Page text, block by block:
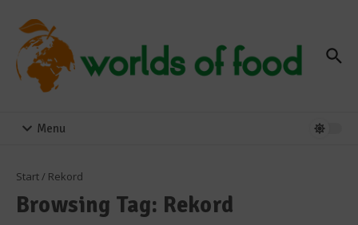
Menu
Start/ Rekord
Browsing Tag: Rekord